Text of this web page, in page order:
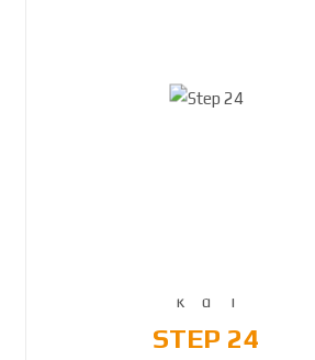
STEP 24